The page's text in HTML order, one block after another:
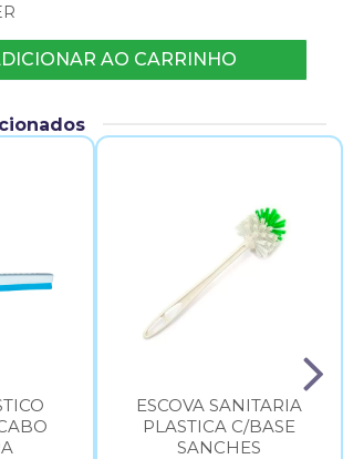
AO CARRINHO
ESCOVA SANITARIA
PLASTICA C/BASE
SANCHES